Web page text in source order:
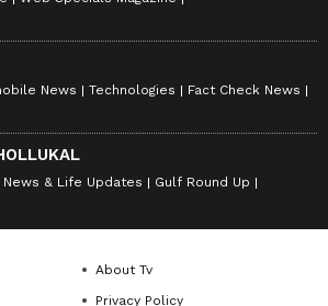
News Technologies
Fact Check News
& Life Updates
Gulf Round Up
About Tv
Privacy Policy